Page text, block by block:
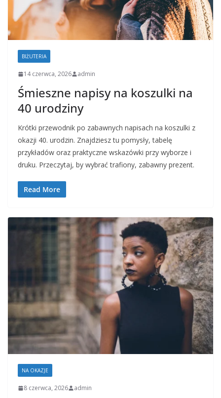
BIŻUTERIA
14 czerwca, 2026 admin
Śmieszne napisy na koszulki na
40 urodziny
Krótki przewodnik po zabawnych napisach na koszulki z
okazji 40. urodzin. Znajdziesz tu pomysły, tabelę
przykładów oraz praktyczne wskazówki przy wyborze i
druku. Przeczytaj, by wybrać trafiony, zabawny prezent.
Read More
NA OKAZJE
8 czerwca, 2026 admin